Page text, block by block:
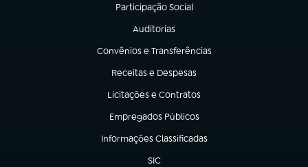
Participação Social
(abre em nova aba)
Auditorias
(abre em nova aba)
Convênios e Transferências
(abre em nova aba)
Receitas e Despesas
(abre em nova aba)
Licitações e Contratos
(abre em nova aba)
Empregados Públicos
(abre em nova aba)
Informações Classificadas
(abre em nova aba)
SIC
(abre em nova aba)